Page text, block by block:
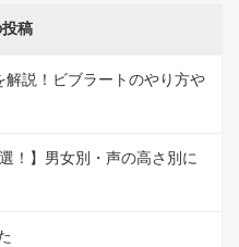
稿
説！ビブラートのやり方や
！】男女別・声の高さ別に